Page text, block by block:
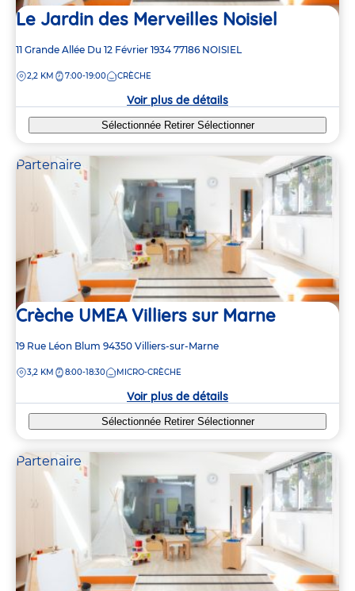
Le Jardin des Merveilles Noisiel
Adresse
la
11 Grande Allée Du 12 Février 1934 77186 NOISIEL
DISTANCE
2,2 KM 7:00-19:00 CRÈCHE
Voir plus de détails
Sélectionnée Retirer Sélectionner
Partenaire
Crèche UMEA Villiers sur Marne
Adresse
la
19 Rue Léon Blum 94350 Villiers-sur-Marne
DISTANCE
3,2 KM 8:00-18:30 MICRO-CRÈCHE
Voir plus de détails
Sélectionnée Retirer Sélectionner
Partenaire